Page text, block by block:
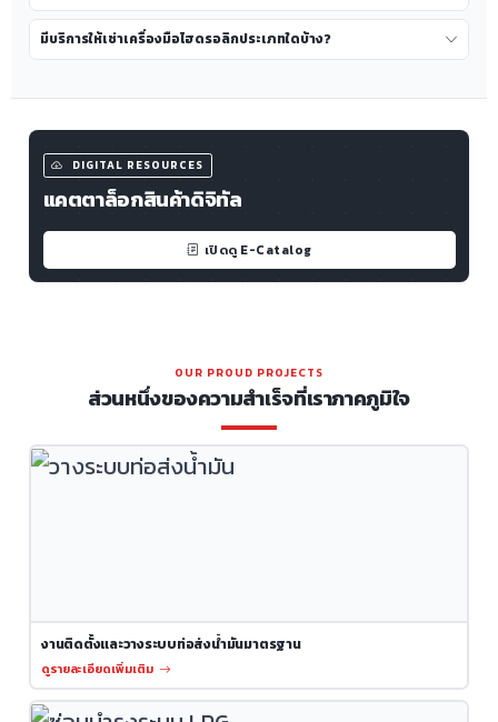
มีบริการให้เช่าเครื่องมือไฮดรอลิกประเภทใดบ้าง?
DIGITAL RESOURCES
แคตตาล็อกสินค้าดิจิทัล
เปิดดู E-Catalog
OUR PROUD PROJECTS
ส่วนหนึ่งของความสำเร็จที่เราภาคภูมิใจ
งานติดตั้งและวางระบบท่อส่งน้ำมันมาตรฐาน
ดูรายละเอียดเพิ่มเติม